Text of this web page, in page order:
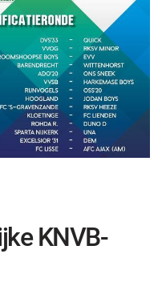
KNVB-